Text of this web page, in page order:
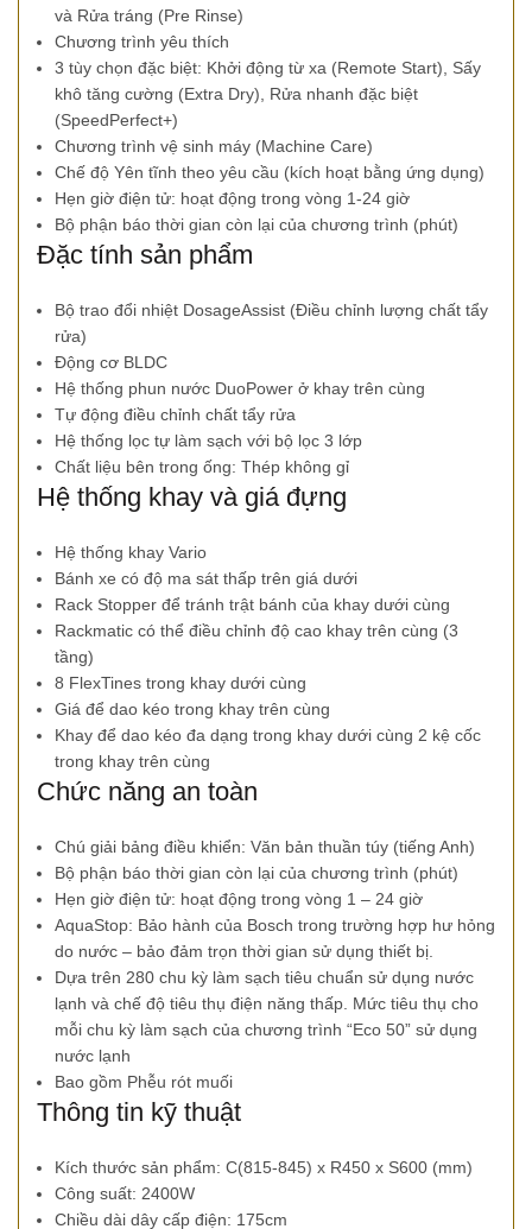
và Rửa tráng (Pre Rinse)
Chương trình yêu thích
3 tùy chọn đặc biệt: Khởi động từ xa (Remote Start), Sấy
khô tăng cường (Extra Dry), Rửa nhanh đặc biệt
(SpeedPerfect+)
Chương trình vệ sinh máy (Machine Care)
Chế độ Yên tĩnh theo yêu cầu (kích hoạt bằng ứng dụng)
Hẹn giờ điện tử: hoạt động trong vòng 1-24 giờ
Bộ phận báo thời gian còn lại của chương trình (phút)
Đặc tính sản phẩm
Bộ trao đổi nhiệt DosageAssist (Điều chỉnh lượng chất tẩy
rửa)
Động cơ BLDC
Hệ thống phun nước DuoPower ở khay trên cùng
Tự động điều chỉnh chất tẩy rửa
Hệ thống lọc tự làm sạch với bộ lọc 3 lớp
Chất liệu bên trong ống: Thép không gỉ
Hệ thống khay và giá đựng
Hệ thống khay Vario
Bánh xe có độ ma sát thấp trên giá dưới
Rack Stopper để tránh trật bánh của khay dưới cùng
Rackmatic có thể điều chỉnh độ cao khay trên cùng (3
tầng)
8 FlexTines trong khay dưới cùng
Giá để dao kéo trong khay trên cùng
Khay để dao kéo đa dạng trong khay dưới cùng 2 kệ cốc
trong khay trên cùng
Chức năng an toàn
Chú giải bảng điều khiển: Văn bản thuần túy (tiếng Anh)
Bộ phận báo thời gian còn lại của chương trình (phút)
Hẹn giờ điện tử: hoạt động trong vòng 1 – 24 giờ
AquaStop: Bảo hành của Bosch trong trường hợp hư hỏng
do nước – bảo đảm trọn thời gian sử dụng thiết bị.
Dựa trên 280 chu kỳ làm sạch tiêu chuẩn sử dụng nước
lạnh và chế độ tiêu thụ điện năng thấp. Mức tiêu thụ cho
mỗi chu kỳ làm sạch của chương trình “Eco 50” sử dụng
nước lạnh
Bao gồm Phễu rót muối
Thông tin kỹ thuật
Kích thước sản phẩm: C(815-845) x R450 x S600 (mm)
Công suất: 2400W
Chiều dài dây cấp điện: 175cm